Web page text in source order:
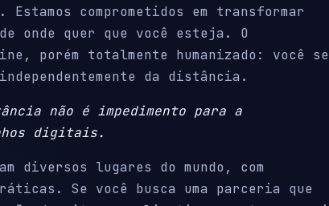
. Estamos comprometidos em transformar
onde quer que você esteja. O
porém totalmente humanizado: você se
da distância.
não é impedimento para a
digitais.
diversos lugares do mundo, com
Se você busca uma parceria que